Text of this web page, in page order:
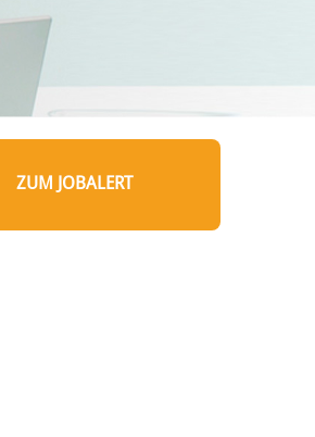
ZUM JOBALERT